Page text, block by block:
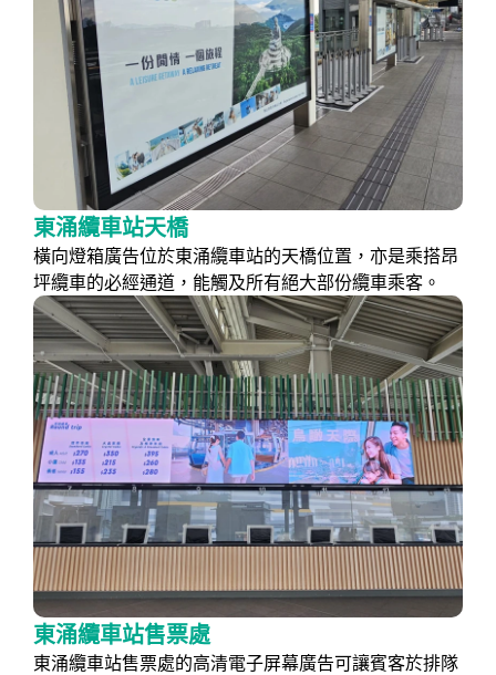
東涌纜車站天橋
橫向燈箱廣告位於東涌纜車站的天橋位置，亦是乘搭昂
坪纜車的必經通道，能觸及所有絕大部份纜車乘客。
東涌纜車站售票處
東涌纜車站售票處的高清電子屏幕廣告可讓賓客於排隊